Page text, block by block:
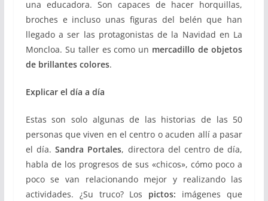
una educadora. Son capaces de hacer horquillas,
broches e incluso unas figuras del belén que han
llegado a ser las protagonistas de la Navidad en La
Moncloa. Su taller es como un mercadillo de objetos
de brillantes colores.
Explicar el día a día
Estas son solo algunas de las historias de las 50
personas que viven en el centro o acuden allí a pasar
el día.Sandra Portales, directora del centro de día,
habla de los progresos de sus «chicos», cómo poco a
poco se van relacionando mejor y realizando las
actividades. ¿Su truco? Los pictos: imágenes que